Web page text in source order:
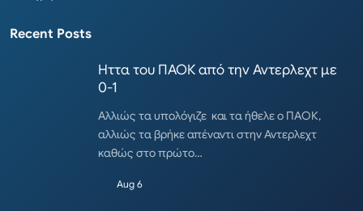
Recent Posts
Ηττα του ΠΑΟΚ από την Αντερλεχτ με
0-1
Αλλιώς τα υπολόγιζε και τα ήθελε ο ΠΑΟΚ,
αλλιώς τα βρήκε απέναντι στην Αντερλεχτ
καθώς στο πρώτο…
Aug 6